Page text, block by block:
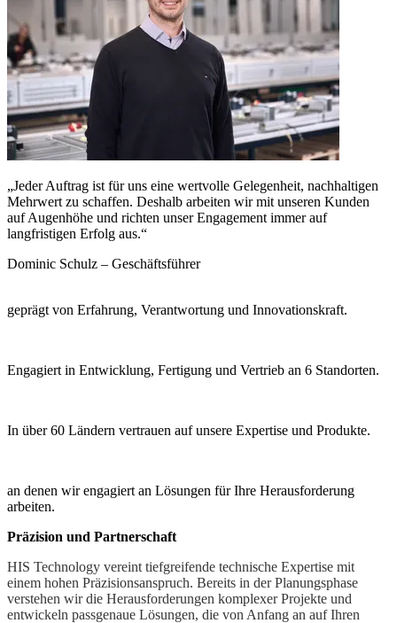
„Jeder Auftrag ist für uns eine wertvolle Gelegenheit, nachhaltigen
Mehrwert zu schaffen. Deshalb arbeiten wir mit unseren Kunden
auf Augenhöhe und richten unser Engagement immer auf
langfristigen Erfolg aus.“
Dominic Schulz – Geschäftsführer
geprägt von Erfahrung, Verantwortung und Innovationskraft.
Engagiert in Entwicklung, Fertigung und Vertrieb an 6 Standorten.
In über 60 Ländern vertrauen auf unsere Expertise und Produkte.
an denen wir engagiert an Lösungen für Ihre Herausforderung
arbeiten.
Präzision und Partnerschaft
HIS Technology vereint tiefgreifende technische Expertise mit
einem hohen Präzisionsanspruch. Bereits in der Planungsphase
verstehen wir die Herausforderungen komplexer Projekte und
entwickeln passgenaue Lösungen, die von Anfang an auf Ihren